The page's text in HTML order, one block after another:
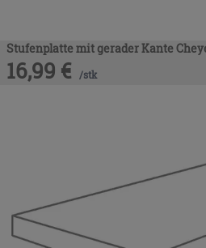
Stufenplatte mit gerader Kante
16,99 € /stk